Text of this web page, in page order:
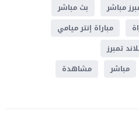
مباشر
بث مباشر
مباراة إنتر ميامي
تمبرز
مباشر مشاهدة